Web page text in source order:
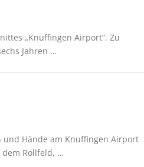
„Knuffingen Airport“. Zu
Jahren …
und Hände am Knuffingen Airport
dem Rollfeld, …